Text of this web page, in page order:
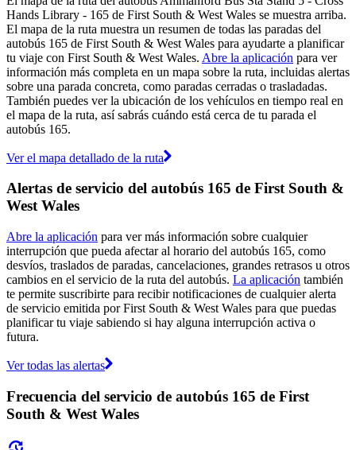
Hands Library - 165 de First South & West Wales se muestra arriba.
El mapa de la ruta muestra un resumen de todas las paradas del
autobús 165 de First South & West Wales para ayudarte a planificar
tu viaje con First South & West Wales. Abre la aplicación para ver
información más completa en un mapa sobre la ruta, incluidas alertas
sobre una parada concreta, como paradas cerradas o trasladadas.
También puedes ver la ubicación de los vehículos en tiempo real en
el mapa de la ruta, así sabrás cuándo está cerca de tu parada el
autobús 165.
Ver el mapa detallado de la ruta
Alertas de servicio del autobús 165 de First South &
West Wales
Abre la aplicación para ver más información sobre cualquier
interrupción que pueda afectar al horario del autobús 165, como
desvíos, traslados de paradas, cancelaciones, grandes retrasos u otros
cambios en el servicio de la ruta del autobús. La aplicación también
te permite suscribirte para recibir notificaciones de cualquier alerta
de servicio emitida por First South & West Wales para que puedas
planificar tu viaje sabiendo si hay alguna interrupción activa o
futura.
Ver todas las alertas
Frecuencia del servicio de autobús 165 de First
South & West Wales